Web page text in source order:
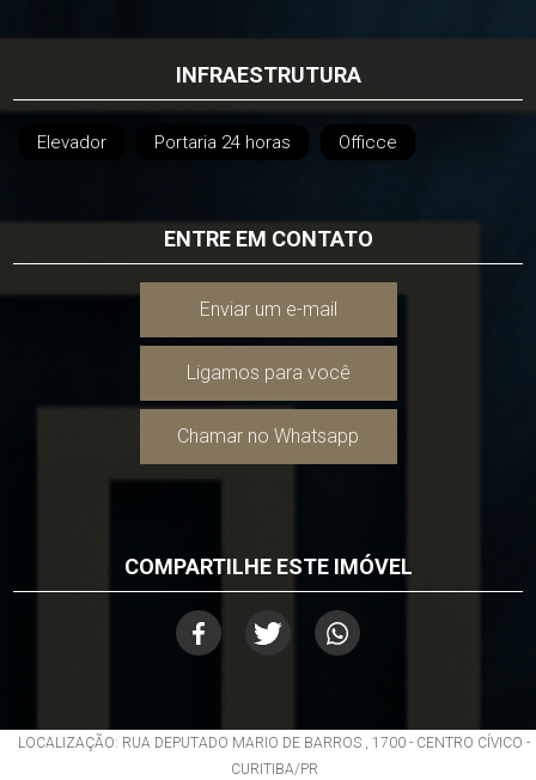
INFRAESTRUTURA
Elevador Portaria 24 horas Officce
ENTRE EM CONTATO
Enviar um e-mail
Ligamos para você
Chamar no Whatsapp
COMPARTILHE ESTE IMÓVEL
LOCALIZAÇÃO: RUA DEPUTADO MARIO DE BARROS , 1700 - CENTRO CÍVICO -
CURITIBA/PR